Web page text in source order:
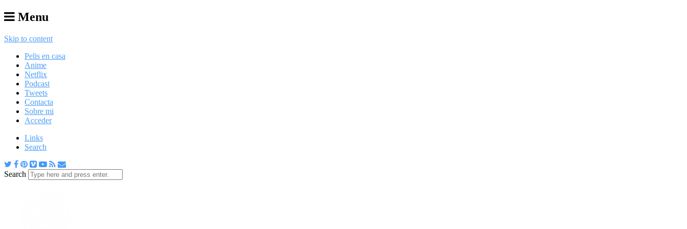
Menu
Skip to content
Pelis en casa
Anime
Netflix
Podcast
Tweets
Contacta
Sobre mi
Acceder
Links
Search
Search